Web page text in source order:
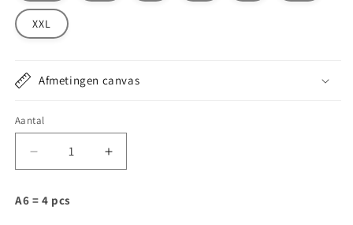
XXL
Afmetingen canvas
Aantal
Aantal
verlagen
IAM010
Aantal
verhogen
A6 = 4 pcs